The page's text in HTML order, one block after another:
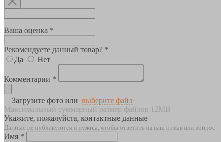
Ваша оценка *
Рекомендуете данный товар? *
Да
Нет
Комментарии *
Загрузите фото или выберите файл
Максимальный суммарный размер файлов 12MB
Укажите, пожалуйста, контактные данные
Данные не публикуются и нужны, чтобы ответить на ваш отзыв или вопрос
Имя *